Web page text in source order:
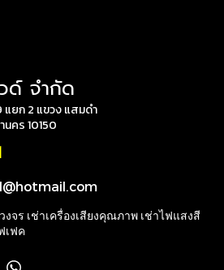
ด์ จำกัด
แยก 2 แขวง แสมดำ
นคร 10150
งจร เช่าเครื่องเสียงคุณภาพ เช่าไฟแสงสี
เฟค